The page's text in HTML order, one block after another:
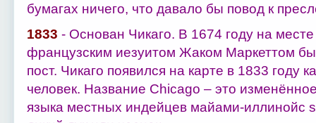
бумагах ничего, что давало бы повод к
1833 - Основан Чикаго. В 1674 году на
французским иезуитом Жаком Маркеттом
пост. Чикаго появился на карте в 1833 году
человек. Название Chicago – это
языка местных индейцев майами-иллинойс